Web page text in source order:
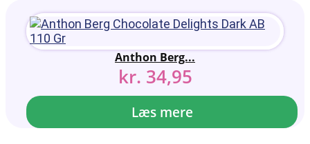
Anthon Berg...
kr. 34,95
Læs mere